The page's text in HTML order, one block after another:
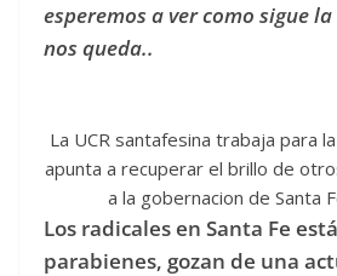
esperemos a ver como sigue
nos queda..
La UCR santafesina trabaja para
apunta a recuperar el brillo de
a la gobernacion de Santa
Los radicales en Santa Fe
parabienes, gozan de una